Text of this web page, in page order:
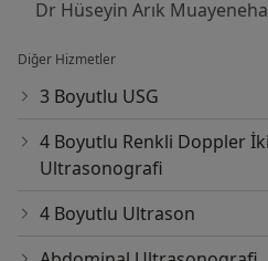
bebek merkezi
muayenehanesini kurdu.
muayenehanesinde hasta
hastalıkları doğum ve tüp
gelişmeleri yakından takip
gelişmeler doğrultusunda
vermektedir.
Dr Hüseyin Arık
Diğer Hizmetler
3 Boyutlu USG
4 Boyutlu Renkli Doppler
Ultrasonografi
4 Boyutlu Ultrason